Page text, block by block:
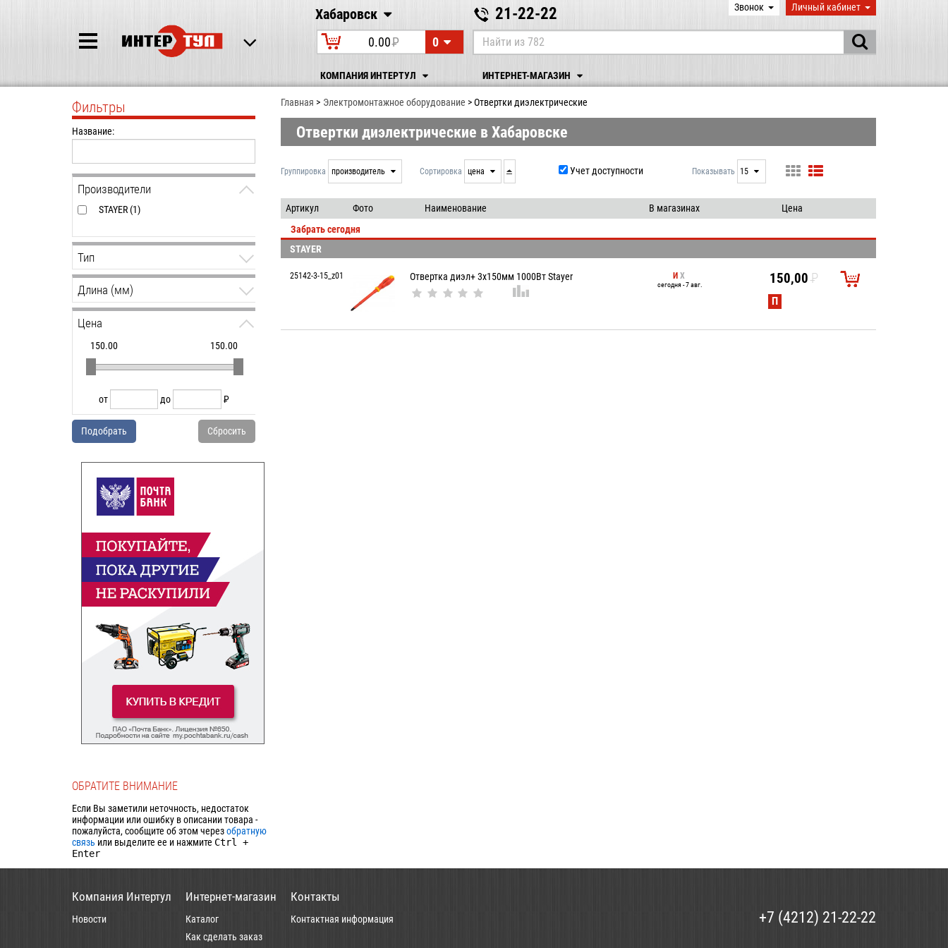
Хабаровск
Хабаровск
21-22-22 Звонок Личный кабинет
0.00P
0
КОМПАНИЯ ИНТЕРТУЛ ИНТЕРНЕТ-МАГАЗИН
Главная Электромонтажное оборудование Отвертки диэлектрические
Отвертки диэлектрические в Хабаровске
Группировка производитель
производитель
Сортировка цена
выдачи
цена
Учет доступности Показывать 15
100
Артикул Фото Наименование В магазинах
Цена
Забрать сегодня
STAYER
25142-3-15_z01 Отвертка диэл+ 3x150мм 1000Вт Stayer И Х
сегодня - 7 авг. 150,00P
П
Фильтры
Название:
Производители
STAYER (1)
Тип
+3 (1)
Длина (мм)
150.00 150.00
от до мм
Цена
150.00 150.00
от до
P
УБ.
Подобрать
Сбросить
ОБРАТИТЕ ВНИМАНИЕ
Если Вы заметили неточность, недостаток
информации или ошибку в описании товара -
пожалуйста, сообщите об этом черезобратную
связь или выделите ее и нажмите Ctrl
+
Enter
Компания Интертул
Новости
Интернет-магазин
Каталог
Как сделать заказ
Контакты
Контактная информация +7 (4212) 21-22-22